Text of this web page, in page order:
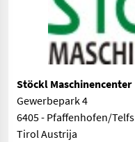
Stöckl Maschinencenter
Gewerbepark 4
6405 - Pfaffenhofen/Telfs
Tirol Austrija